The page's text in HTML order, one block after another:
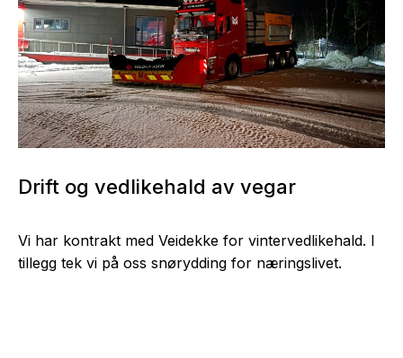
Drift og vedlikehald av vegar
Vi har kontrakt med Veidekke for vintervedlikehald. I
tillegg tek vi på oss snørydding for næringslivet.